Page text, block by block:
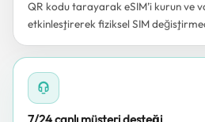
QR kodu tarayarak eSIM’i kurun ve
etkinleştirerek fiziksel SIM